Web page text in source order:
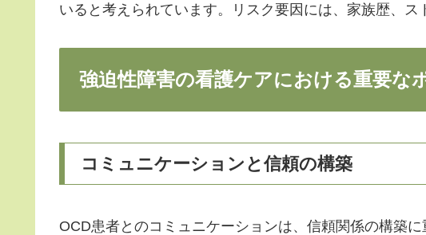
いると考えられています。リスク要因には、家族歴、ス
強迫性障害の看護ケアにおける重要な
コミュニケーションと信頼の構築
OCD患者とのコミュニケーションは、信頼関係の構築